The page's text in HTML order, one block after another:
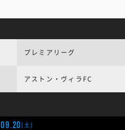
プレミアリーグ
アストン・ヴィラFC
09.20[土]